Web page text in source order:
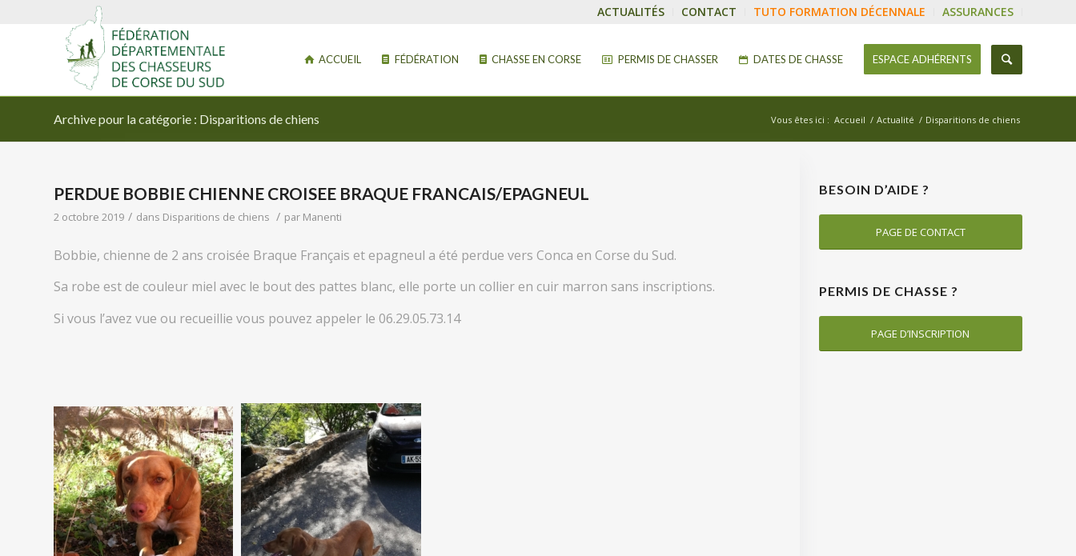
ACTUALITÉS CONTACT TUTO FORMATION DÉCENNALE ASSURANCES
ACCUEIL FÉDÉRATION CHASSE EN CORSE PERMIS DE CHASSER DATES DE CHASSE ESPACE ADHÉRENTS
Archive pour la catégorie : Disparitions de chiens Vous êtes ici : Accueil / Actualité / Disparitions de chiens
PERDUE BOBBIE CHIENNE CROISEE BRAQUE FRANCAIS/EPAGNEUL
2 octobre 2019 / dans Disparitions de chiens / par Manenti
Bobbie, chienne de 2 ans croisée Braque Français et epagneul a été perdue vers Conca en Corse du Sud.
Sa robe est de couleur miel avec le bout des pattes blanc, elle porte un collier en cuir marron sans inscriptions.
Si vous l’avez vue ou recueillie vous pouvez appeler le 06.29.05.73.14
BESOIN D’AIDE ?
PAGE DE CONTACT
PERMIS DE CHASSE ?
PAGE D’INSCRIPTION